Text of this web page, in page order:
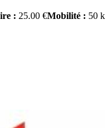
: 25.00 €Mobilité : 50